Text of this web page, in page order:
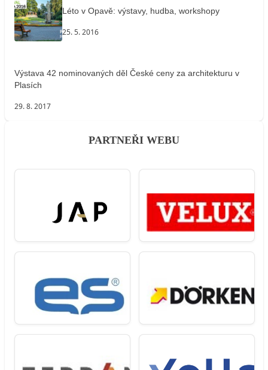
Léto v Opavě: výstavy, hudba, workshopy
25. 5. 2016
Výstava 42 nominovaných děl České ceny za architekturu v
Plasích
29. 8. 2017
PARTNEŘI WEBU